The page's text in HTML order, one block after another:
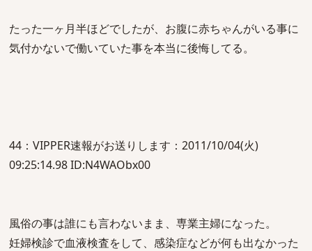
たった一ヶ月半ほどでしたが、お腹に赤ちゃんがいる事に
気付かないで働いていた事を本当に後悔してる。
44：VIPPER速報がお送りします：2011/10/04(火)
09:25:14.98 ID:N4WAObx00
風俗の事は誰にも言わないまま、専業主婦になった。
妊婦検診で血液検査をして、感染症などが何も出なかった